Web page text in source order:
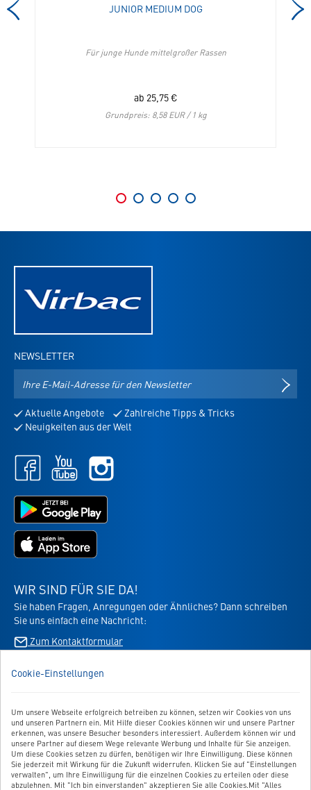
JUNIOR MEDIUM DOG
Für junge Hunde mittelgroßer Rassen
ab 25,75€
Grundpreis: 8,58 EUR / 1 kg
Cookie-Einstellungen
Um unsere Webseite erfolgreich betreiben zu können, setzen wir Cookies von uns
und unseren Partnern ein. Mit Hilfe dieser Cookies können wir und unsere Partner
erkennen, was unsere Besucher besonders interessiert. Außerdem können wir und
unsere Partner auf diesem Wege relevante Werbung und Inhalte für Sie anzeigen.
Um diese Cookies setzen zu dürfen, benötigen wir Ihre Einwilligung. Diese können
Sie jederzeit mit Wirkung für die Zukunft widerrufen. Klicken Sie auf "Einstellungen
verwalten", um Ihre Einwilligung für die einzelnen Cookies zu erteilen oder diese
abzulehnen. Mit "Ich bin einverstanden" akzeptieren Sie alle Cookies.Mit "Alles
NEWSLETTER
Mail-
Adresse
für
den
Aktuelle Angebote
Zahlreiche Tipps & Tricks
Neuigkeiten aus der Welt
Facebook
-
in
neuem
Tab
Youtube
neuem
Tab
Jetzt
die
Virbac-
Shopping
App
-
öffnet
Jetzt
laden
-
die
Shopping
-
neuen
Tab
WIR SIND FÜR SIE DA!
Sie haben Fragen, Anregungen oder Ähnliches? Dann schreiben
Sie uns einfach eine Nachricht:
Zum Kontaktformular
BESTELLUNG WIDERRUFEN
UNSER SERVICE
UNSERE TOP-KATEGORIEN
GEPRÜFTE QUALITÄT